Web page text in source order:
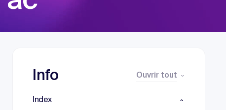
Info Ouvrir tout
Index